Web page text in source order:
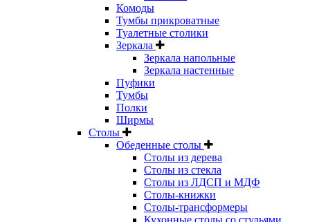
Комоды
Тумбы прикроватные
Туалетные столики
Зеркала
Зеркала напольные
Зеркала настенные
Пуфики
Тумбы
Полки
Ширмы
Столы
Обеденные столы
Столы из дерева
Столы из стекла
Столы из ЛДСП и МДФ
Столы-книжки
Столы-трансформеры
Кухонные столы со стульями